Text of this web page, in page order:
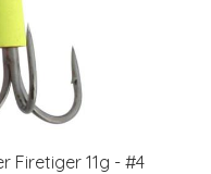
Firetiger 11g - #4